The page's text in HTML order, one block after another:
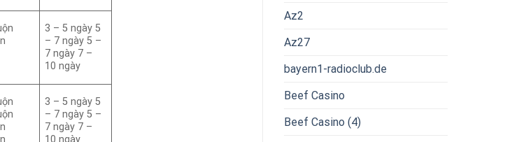
3 – 5 ngày 5
– 7 ngày 5 –
7 ngày 7 –
10 ngày
3 – 5 ngày 5
– 7 ngày 5 –
7 ngày 7 –
10 ngày
Az2
Az27
bayern1-radioclub.de
Beef Casino
Beef Casino (4)